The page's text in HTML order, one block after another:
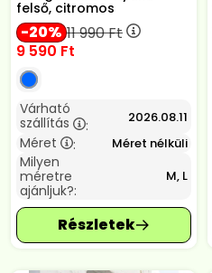
felső, citromos
20 11 990Ft
9 590 Ft
Várható
szállítás
: 2026.08.11
Méret : Méret nélküli
Milyen
méretre
ajánljuk?:
M, L